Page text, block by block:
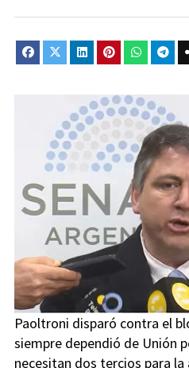
Paoltroni disparó contra el
siempre dependió de Unión
necesitan dos tercios para